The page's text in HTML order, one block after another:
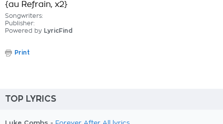
{au Refrain, x2}
Songwriters:
Publisher:
Powered by LyricFind
Print
TOP LYRICS